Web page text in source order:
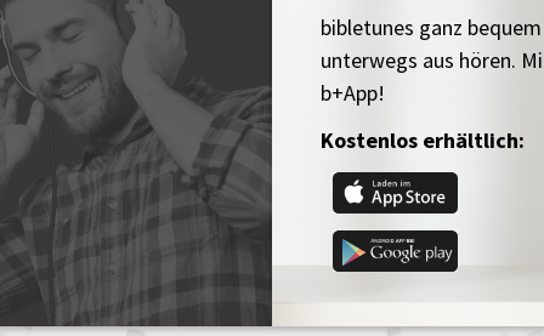
bibletunes ganz
unterwegs aus hören.
b+App!
Kostenlos erhältlich: